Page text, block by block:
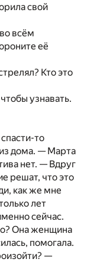
свой
всём
её
Кто это
узнавать.
то
дома. — Марта
нет. — Вдруг
решат, что это
как же мне
лет
сейчас.
Она женщина
помогала.
—